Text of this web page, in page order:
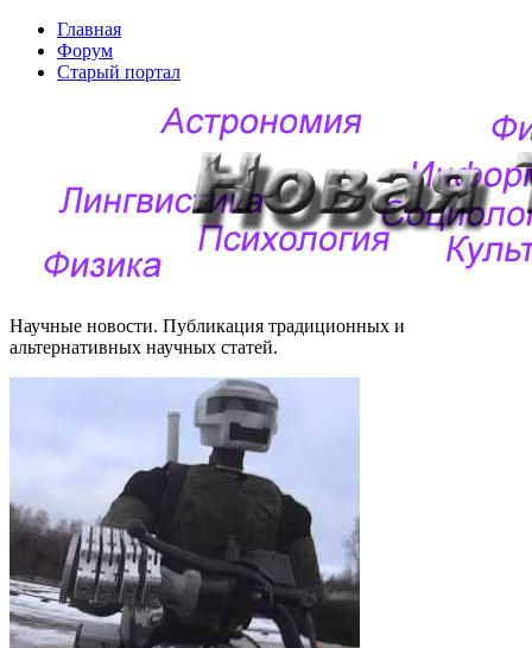
Главная
Форум
Старый портал
Научные новости. Публикация традиционных и
альтернативных научных статей.